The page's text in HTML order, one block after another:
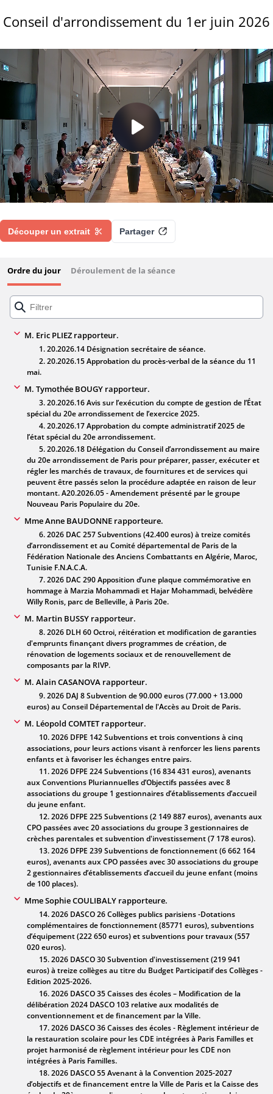
Conseil d'arrondissement du 1er juin 2026
Découper un extrait Partager
Ordre du jour Déroulement de la séance
M. Eric PLIEZ rapporteur.
1. 20.2026.14 Désignation secrétaire de séance.
2. 20.2026.15 Approbation du procès-verbal de la séance du 11
mai.
M. Tymothée BOUGY rapporteur.
3. 20.2026.16 Avis sur l’exécution du compte de gestion de l’État
spécial du 20e arrondissement de l’exercice 2025.
4. 20.2026.17 Approbation du compte administratif 2025 de
l’état spécial du 20e arrondissement.
5. 20.2026.18 Délégation du Conseil d’arrondissement au maire
du 20e arrondissement de Paris pour préparer, passer, exécuter et
régler les marchés de travaux, de fournitures et de services qui
peuvent être passés selon la procédure adaptée en raison de leur
montant. A20.2026.05 - Amendement présenté par le groupe
Nouveau Paris Populaire du 20e.
Mme Anne BAUDONNE rapporteure.
6. 2026 DAC 257 Subventions (42.400 euros) à treize comités
d’arrondissement et au Comité départemental de Paris de la
Fédération Nationale des Anciens Combattants en Algérie, Maroc,
Tunisie F.N.A.C.A.
7. 2026 DAC 290 Apposition d’une plaque commémorative en
hommage à Marzia Mohammadi et Hajar Mohammadi, belvédère
Willy Ronis, parc de Belleville, à Paris 20e.
M. Martin BUSSY rapporteur.
8. 2026 DLH 60 Octroi, réitération et modification de garanties
d'emprunts finançant divers programmes de création, de
rénovation de logements sociaux et de renouvellement de
composants par la RIVP.
M. Alain CASANOVA rapporteur.
9. 2026 DAJ 8 Subvention de 90.000 euros (77.000 + 13.000
euros) au Conseil Départemental de l'Accès au Droit de Paris.
M. Léopold COMTET rapporteur.
10. 2026 DFPE 142 Subventions et trois conventions à cinq
associations, pour leurs actions visant à renforcer les liens parents
enfants et à favoriser les échanges entre pairs.
11. 2026 DFPE 224 Subventions (16 834 431 euros), avenants
aux Conventions Pluriannuelles d’Objectifs passées avec 8
associations du groupe 1 gestionnaires d’établissements d’accueil
du jeune enfant.
12. 2026 DFPE 225 Subventions (2 149 887 euros), avenants aux
CPO passées avec 20 associations du groupe 3 gestionnaires de
crèches parentales et subvention d'investissement (7 178 euros).
13. 2026 DFPE 239 Subventions de fonctionnement (6 662 164
euros), avenants aux CPO passées avec 30 associations du groupe
2 gestionnaires d’établissements d’accueil du jeune enfant (moins
de 100 places).
Mme Sophie COULIBALY rapporteure.
14. 2026 DASCO 26 Collèges publics parisiens -Dotations
complémentaires de fonctionnement (85771 euros), subventions
d’équipement (222 650 euros) et subventions pour travaux (557
020 euros).
15. 2026 DASCO 30 Subvention d'investissement (219 941
euros) à treize collèges au titre du Budget Participatif des Collèges -
Edition 2025-2026.
16. 2026 DASCO 35 Caisses des écoles – Modification de la
délibération 2024 DASCO 103 relative aux modalités de
conventionnement et de financement par la Ville.
17. 2026 DASCO 36 Caisses des écoles - Règlement intérieur de
la restauration scolaire pour les CDE intégrées à Paris Familles et
projet harmonisé de règlement intérieur pour les CDE non
intégrées à Paris Familles.
18. 2026 DASCO 55 Avenant à la Convention 2025-2027
d’objectifs et de financement entre la Ville de Paris et la Caisse des